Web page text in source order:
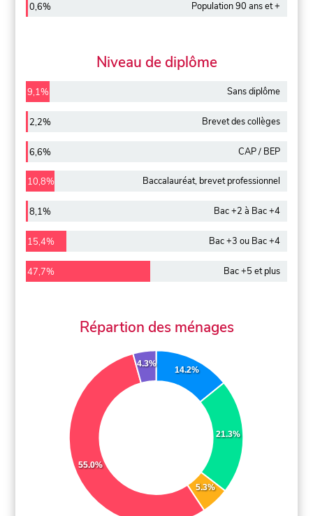
0,6% Population 90 ans et +
Niveau de diplôme
9,1% Sans diplôme
2,2% Brevet des collèges
6,6% CAP / BEP
10,8% Baccalauréat, brevet professionnel
8,1% Bac +2 à Bac +4
15,4% Bac +3 ou Bac +4
47,7% Bac +5 et plus
Répartion des ménages
14.2%
21.3%
5.3%
55.0%
4.3%